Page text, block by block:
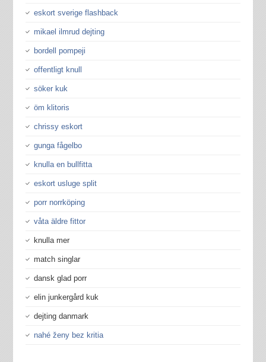
eskort sverige flashback
mikael ilmrud dejting
bordell pompeji
offentligt knull
söker kuk
öm klitoris
chrissy eskort
gunga fågelbo
knulla en bullfitta
eskort usluge split
porr norrköping
våta äldre fittor
knulla mer
match singlar
dansk glad porr
elin junkergård kuk
dejting danmark
nahé ženy bez kritia